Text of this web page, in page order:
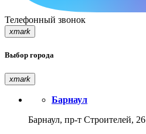
Телефонный звонок
xmark
Выбор города
xmark
Барнаул
Барнаул, пр-т Строителей, 26